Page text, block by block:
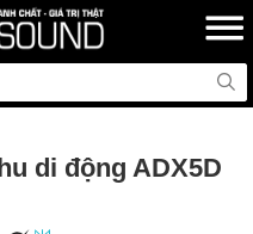
di động ADX5D